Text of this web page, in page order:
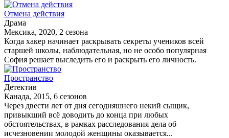
Отмена действия
Драма
Мексика, 2020, 2 сезона
Когда хакер начинает раскрывать секреты учеников всей
старшей школы, наблюдательная, но не особо популярная
София решает выследить его и раскрыть его личность.
Пространство
Детектив
Канада, 2015, 6 сезонов
Через двести лет от дня сегодняшнего некий сыщик,
привыкший всё доводить до конца при любых
обстоятельствах, в рамках расследования дела об
исчезновении молодой женщины оказывается...